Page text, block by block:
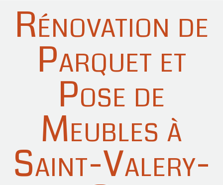
Rénovation de
Parquet et
Pose de
Meubles à
Saint-Valery-